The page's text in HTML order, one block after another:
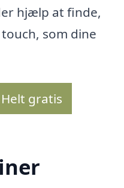
hjælp at finde,
som dine
gratis